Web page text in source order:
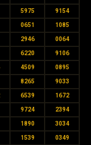
5975 9154
0651 1085
2946 0064
6220 9106
4509 0895
8265 9033
6539 1672
9724 2394
1890 3034
1539 0349